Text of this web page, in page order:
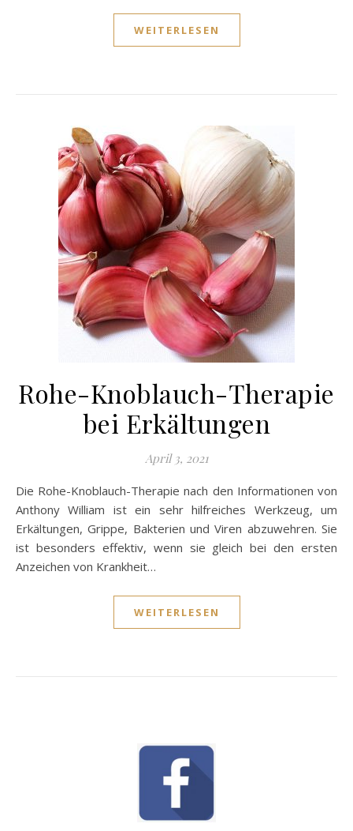
WEITERLESEN
Rohe-Knoblauch-Therapie
bei Erkältungen
April 3, 2021
Die Rohe-Knoblauch-Therapie nach den Informationen von
Anthony William ist ein sehr hilfreiches Werkzeug, um
Erkältungen, Grippe, Bakterien und Viren abzuwehren. Sie
ist besonders effektiv, wenn sie gleich bei den ersten
Anzeichen von Krankheit…
WEITERLESEN